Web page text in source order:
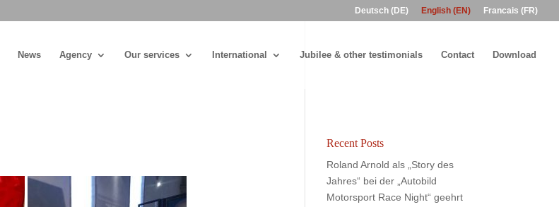
Deutsch (DE) English (EN) Francais (FR)
News Agency Our services International Jubilee & other testimonials Contact Download
Recent Posts
Roland Arnold als „Story des
Jahres“ bei der „Autobild
Motorsport Race Night“ geehrt